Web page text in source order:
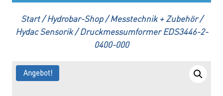
Start /Hydrobar-Shop /Messtechnik + Zubehör /
Hydac Sensorik /Druckmessumformer EDS3446-2-
0400-000
Angebot!